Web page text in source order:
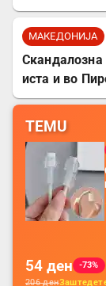
МАКЕДОНИЈА
Скандалозна
иста и во
TEMU
54 ден
-73%
206ден